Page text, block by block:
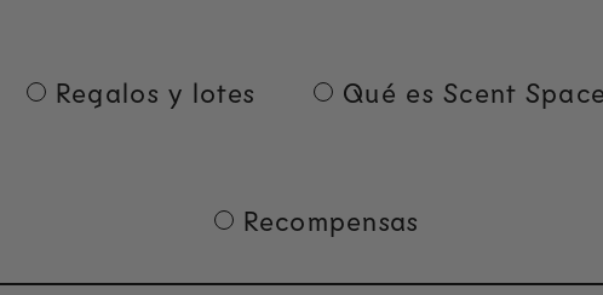
Regalos y lotes Qué es Scent Space
Recompensas